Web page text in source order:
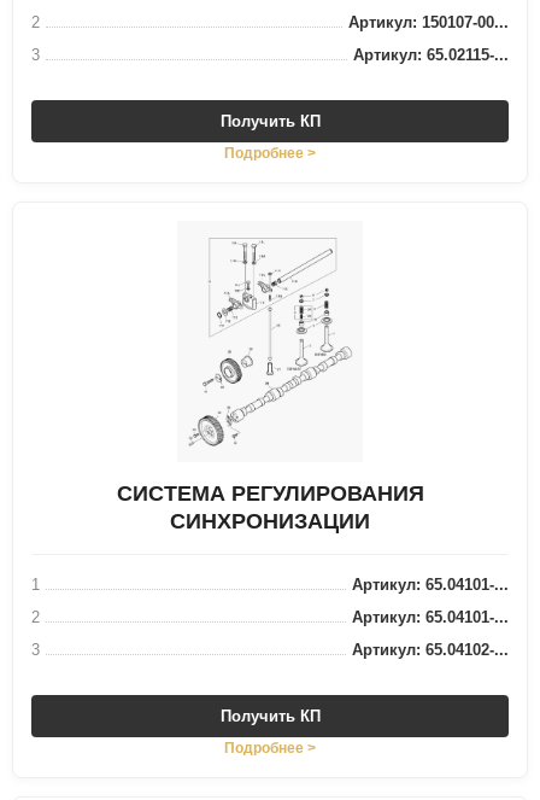
2
Артикул: 150107-00...
3
Артикул: 65.02115-...
Получить КП
Подробнее >
СИСТЕМА РЕГУЛИРОВАНИЯ
СИНХРОНИЗАЦИИ
1
Артикул: 65.04101-...
2
Артикул: 65.04101-...
3
Артикул: 65.04102-...
Получить КП
Подробнее >